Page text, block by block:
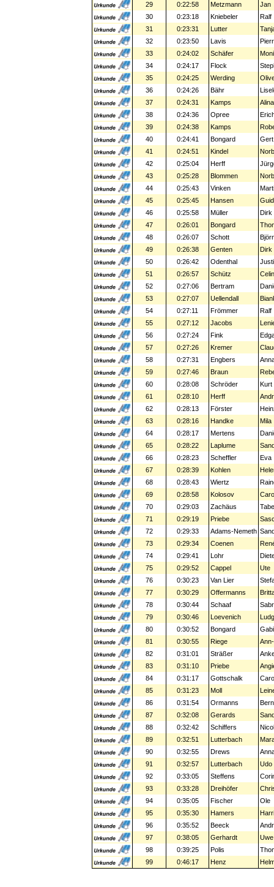
29
0:22:58 Metzmann
Jan
30
0:23:18 Kniebeler
Ralf
31
0:23:31 Lutter
32
0:23:50 Lavis
33
0:24:02 Schäfer
34
0:24:17 Flock
35
0:24:25 Werding
36
0:24:26 Bähr
37
0:24:31 Kamps
Alina
38
0:24:36 Opree
39
0:24:38 Kamps
40
0:24:41 Bongard
Gert
41
0:24:51 Kindel
42
0:25:04 Herff
43
0:25:28 Blommen
44
0:25:43 Vinken
45
0:25:45 Hansen
46
0:25:58 Müller
Dirk
47
0:26:01 Bongard
48
0:26:07 Schott
49
0:26:38 Genten
Dirk
50
0:26:42 Odenthal
51
0:26:57 Schütz
52
0:27:06 Bertram
53
0:27:07 Uellendall
54
0:27:11 Frömmer
Ralf
55
0:27:12 Jacobs
56
0:27:24 Fink
57
0:27:26 Kremer
58
0:27:31 Engbers
59
0:27:46 Braun
60
0:28:08 Schröder
Kurt
61
0:28:10 Herff
62
0:28:13 Förster
63
0:28:16 Handke
Mila
64
0:28:17 Mertens
65
0:28:22 Laplume
66
0:28:23 Scheffler
Eva
67
0:28:39 Kohlen
68
0:28:43 Wiertz
69
0:28:58 Kolosov
70
0:29:03 Zachäus
71
0:29:19 Priebe
72
0:29:33 Adams-Nemeth
73
0:29:34 Coenen
74
0:29:41 Lohr
75
0:29:52 Cappel
Ute
76
0:30:23 Van Lier
77
0:30:29 Offermanns
78
0:30:44 Schaaf
79
0:30:46 Loevenich
80
0:30:52 Bongard
Gabi
81
0:30:55 Riege
82
0:31:01 Sträßer
83
0:31:10 Priebe
84
0:31:17 Gottschalk
85
0:31:23 Moll
86
0:31:54 Ormanns
87
0:32:08 Gerards
88
0:32:42 Schiffers
89
0:32:51 Lutterbach
90
0:32:55 Drews
91
0:32:57 Lutterbach
Udo
92
0:33:05 Steffens
93
0:33:28 Dreihöfer
94
0:35:05 Fischer
Ole
95
0:35:30 Hamers
96
0:35:52 Beeck
97
0:38:05 Gerhardt
Uwe
98
0:39:25 Polis
99
0:46:17 Henz